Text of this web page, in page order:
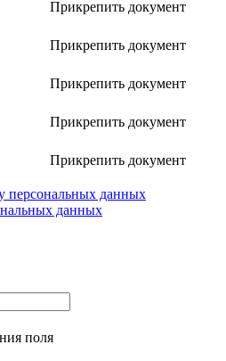
Прикрепить документ
Прикрепить документ
Прикрепить документ
Прикрепить документ
Прикрепить документ
персональных данных
данных
поля